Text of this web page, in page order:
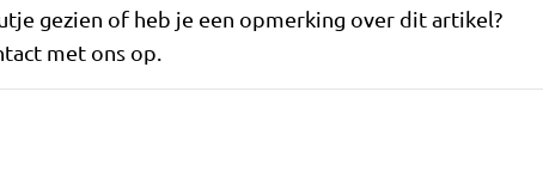
gezien of heb je een opmerking over dit artikel?
met ons op.